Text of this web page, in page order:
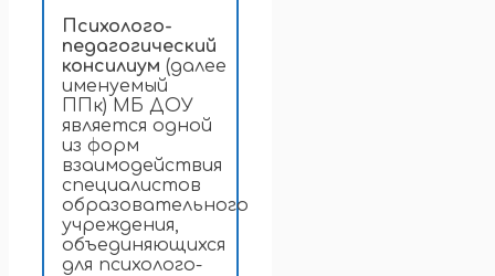
Психолого-
педагогический
консилиум (далее
именуемый
ППк) МБ ДОУ
является одной
из форм
взаимодействия
специалистов
образовательного
учреждения,
объединяющихся
для психолого-